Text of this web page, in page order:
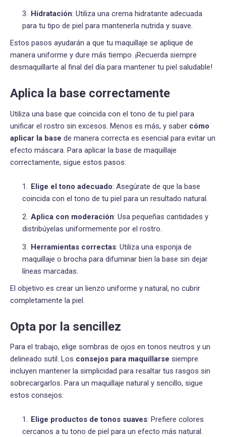
Hidratación: Utiliza una crema hidratante adecuada
para tu tipo de piel para mantenerla nutrida y suave.
Estos pasos ayudarán a que tu maquillaje se aplique de
manera uniforme y dure más tiempo. ¡Recuerda siempre
desmaquillarte al final del día para mantener tu piel saludable!
Aplica la base correctamente
Utiliza una base que coincida con el tono de tu piel para
unificar el rostro sin excesos. Menos es más, y saber cómo
aplicar la base de manera correcta es esencial para evitar un
efecto máscara. Para aplicar la base de maquillaje
correctamente, sigue estos pasos:
Elige el tono adecuado: Asegúrate de que la base
coincida con el tono de tu piel para un resultado natural.
Aplica con moderación: Usa pequeñas cantidades y
distribúyelas uniformemente por el rostro.
Herramientas correctas: Utiliza una esponja de
maquillaje o brocha para difuminar bien la base sin dejar
líneas marcadas.
El objetivo es crear un lienzo uniforme y natural, no cubrir
completamente la piel.
Opta por la sencillez
Para el trabajo, elige sombras de ojos en tonos neutros y un
delineado sutil. Los consejos para maquillarse siempre
incluyen mantener la simplicidad para resaltar tus rasgos sin
sobrecargarlos. Para un maquillaje natural y sencillo, sigue
estos consejos:
Elige productos de tonos suaves: Prefiere colores
cercanos a tu tono de piel para un efecto más natural.